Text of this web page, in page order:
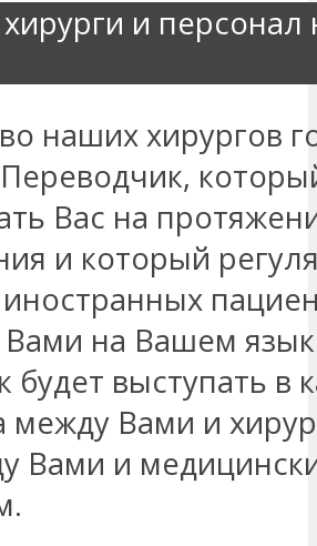
и
наших хирургов
Вас на
и который
Вами на Вашем
будет выступать в
между Вами и
Вами и